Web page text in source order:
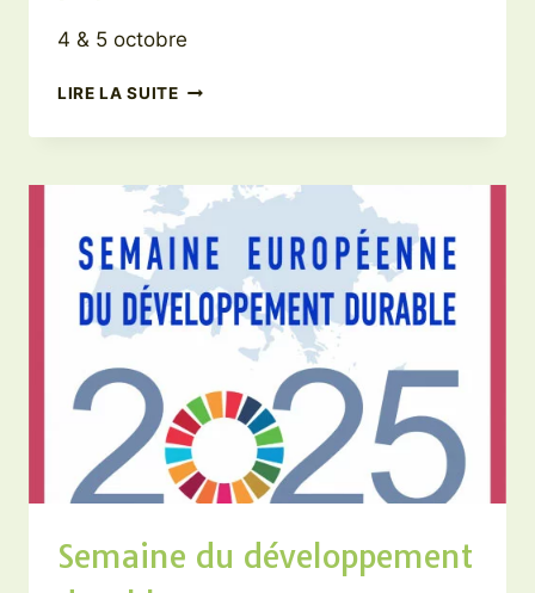
4 & 5 octobre
LIRE LA SUITELA
DE
PAYSANNE
Semaine du développement